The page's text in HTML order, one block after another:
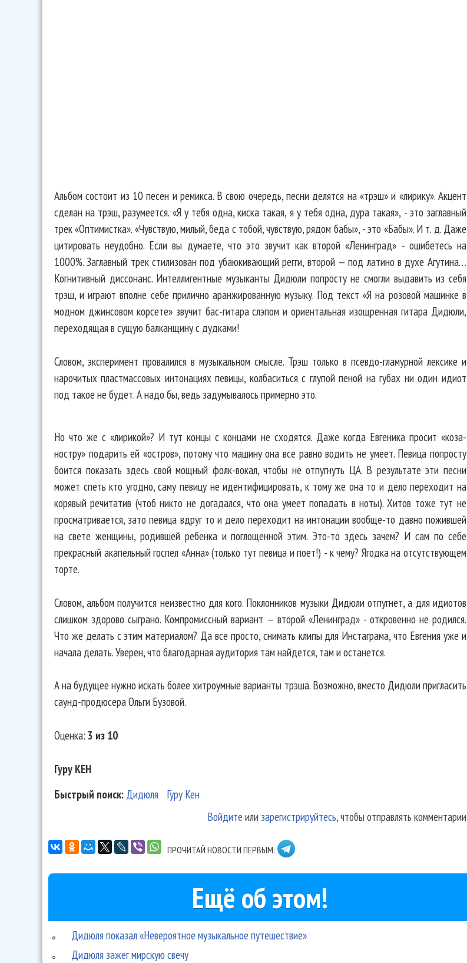
Альбом состоит из 10 песен и ремикса. В свою очередь, песни делятся на «трэш» и «лирику». Акцент
сделан на трэш, разумеется. «Я у тебя одна, киска такая, я у тебя одна, дура такая», - это заглавный
трек «Оптимистка». «Чувствую, милый, беда с тобой, чувствую, рядом бабы», - это «Бабы». И т. д. Даже
цитировать неудобно. Если вы думаете, что это звучит как второй «Ленинград» - ошибетесь на
1000%. Заглавный трек стилизован под убаюкивающий регги, второй — под латино в духе Агутина…
Когнитивный диссонанс. Интеллигентные музыканты Дидюли попросту не смогли выдавить из себя
трэш, и играют вполне себе прилично аранжированную музыку. Под текст «Я на розовой машинке в
модном джинсовом корсете» звучит бас-гитара слэпом и ориентальная изощренная гитара Дидюли,
переходящая в сущую балканщину с дудками!
Словом, эксперимент провалился в музыкальном смысле. Трэш только в псевдо-гламурной лексике и
нарочитых пластмассовых интонациях певицы, колбаситься с глупой пеной на губах ни один идиот
под такое не будет. А надо бы, ведь задумывалось примерно это.
Но что же с «лирикой»? И тут концы с концами не сходятся. Даже когда Евгеника просит «коза-
ностру» подарить ей «остров», потому что машину она все равно водить не умеет. Певица попросту
боится показать здесь свой мощный фолк-вокал, чтобы не отпугнуть ЦА. В результате эти песни
может спеть кто угодно, саму певицу не идентифицировать, к тому же она то и дело переходит на
корявый речитатив (чтоб никто не догадался, что она умеет попадать в ноты). Хитов тоже тут не
просматривается, зато певица вдруг то и дело переходит на интонации вообще-то давно пожившей
на свете женщины, родившей ребенка и поглощенной этим. Это-то здесь зачем? И сам по себе
прекрасный акапельный госпел «Анна» (только тут певица и поет!) - к чему? Ягодка на отсутствующем
торте.
Словом, альбом получится неизвестно для кого. Поклонников музыки Дидюли отпугнет, а для идиотов
слишком здорово сыграно. Компромиссный вариант — второй «Ленинград» - откровенно не родился.
Что же делать с этим материалом? Да все просто, снимать клипы для Инстаграма, что Евгения уже и
начала делать. Уверен, что благодарная аудитория там найдется, там и останется.
А на будущее нужно искать более хитроумные варианты трэша. Возможно, вместо Дидюли пригласить
саунд-продюсера Ольги Бузовой.
Оценка: 3 из 10
Гуру КЕН
Быстрый поиск: Дидюля Гуру Кен
Войдите или зарегистрируйтесь, чтобы отправлять комментарии
ПРОЧИТАЙ НОВОСТИ ПЕРВЫМ:
Ещё об этом!
Дидюля показал «Невероятное музыкальное путешествие»
Дидюля зажег мирскую свечу